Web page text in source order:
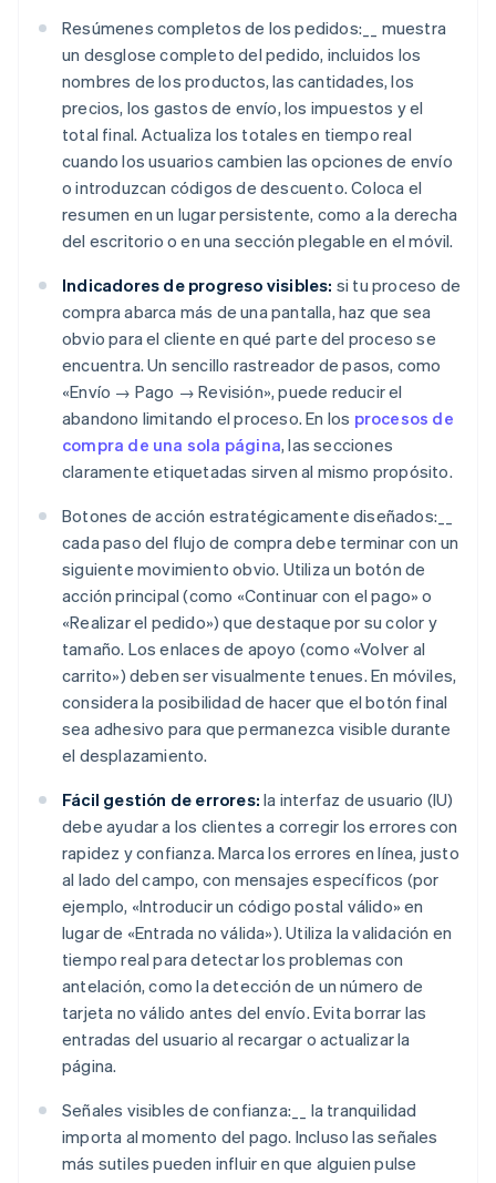
Resúmenes completos de los pedidos:__ muestra
un desglose completo del pedido, incluidos los
nombres de los productos, las cantidades, los
precios, los gastos de envío, los impuestos y el
total final. Actualiza los totales en tiempo real
cuando los usuarios cambien las opciones de envío
o introduzcan códigos de descuento. Coloca el
resumen en un lugar persistente, como a la derecha
del escritorio o en una sección plegable en el móvil.
Indicadores de progreso visibles: si tu proceso de
compra abarca más de una pantalla, haz que sea
obvio para el cliente en qué parte del proceso se
encuentra. Un sencillo rastreador de pasos, como
«Envío → Pago → Revisión», puede reducir el
abandono limitando el proceso. En los procesos de
compra de una sola página, las secciones
claramente etiquetadas sirven al mismo propósito.
Botones de acción estratégicamente diseñados:__
cada paso del flujo de compra debe terminar con un
siguiente movimiento obvio. Utiliza un botón de
acción principal (como «Continuar con el pago» o
«Realizar el pedido») que destaque por su color y
tamaño. Los enlaces de apoyo (como «Volver al
carrito») deben ser visualmente tenues. En móviles,
considera la posibilidad de hacer que el botón final
sea adhesivo para que permanezca visible durante
el desplazamiento.
Fácil gestión de errores: la interfaz de usuario (IU)
debe ayudar a los clientes a corregir los errores con
rapidez y confianza. Marca los errores en línea, justo
al lado del campo, con mensajes específicos (por
ejemplo, «Introducir un código postal válido» en
lugar de «Entrada no válida»). Utiliza la validación en
tiempo real para detectar los problemas con
antelación, como la detección de un número de
tarjeta no válido antes del envío. Evita borrar las
entradas del usuario al recargar o actualizar la
página.
Señales visibles de confianza:__ la tranquilidad
importa al momento del pago. Incluso las señales
más sutiles pueden influir en que alguien pulse